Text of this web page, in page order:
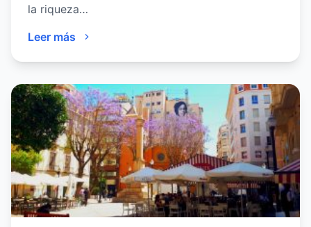
la riqueza…
Leer más